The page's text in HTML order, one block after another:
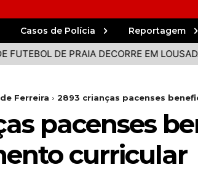
Casos de Polícia Reportagem
DE PRAIA DECORRE EM LOUSADA
Ferreira 2893 crianças pacenses
pacenses
curricular